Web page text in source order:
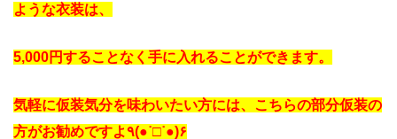
ような衣装は、
5,000円することなく手に入れることができます。
気軽に仮装気分を味わいたい方には、こちらの部分仮装の
方がお勧めですよ٩(●˙□˙●)۶